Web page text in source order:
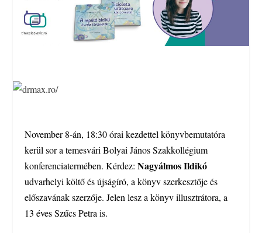
November 8-án, 18:30 órai kezdettel könyvbemutatóra
kerül sor a temesvári Bolyai János Szakkollégium
konferenciatermében. Kérdez: Nagyálmos Ildikó
udvarhelyi költő és újságíró, a könyv szerkesztője és
előszavának szerzője. Jelen lesz a könyv illusztrátora, a
13 éves Szűcs Petra is.